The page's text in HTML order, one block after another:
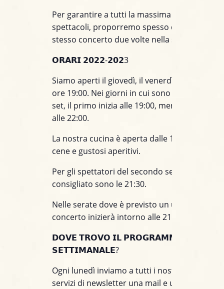
Per garantire a tutti la massima fruibilità degli
spettacoli, proporremo spesso due set, o
stesso concerto due volte nella stessa serata.
𝗢𝗥𝗔𝗥𝗜 𝟮𝟬𝟮𝟮-𝟮𝟬𝟮3
Siamo aperti il giovedì, il venerdì e il sabato ,
ore 19:00. Nei giorni in cui sono sono previsti
set, il primo inizia alle 19:00, mentre il
alle 22:00.
La nostra cucina è aperta dalle 19:00, per
cene e gustosi aperitivi.
Per gli spettatori del secondo set l’orario
consigliato sono le 21:30.
Nelle serate dove è previsto un unico set, il
concerto inizierà intorno alle 21:45.
𝗗𝗢𝗩𝗘 𝗧𝗥𝗢𝗩𝗢 𝗜𝗟 𝗣𝗥𝗢𝗚𝗥𝗔𝗠𝗠𝗔
𝗦𝗘𝗧𝗧𝗜𝗠𝗔𝗡𝗔𝗟𝗘?
Ogni lunedì inviamo a tutti i nostri clienti
servizi di newsletter una mail e un messaggio